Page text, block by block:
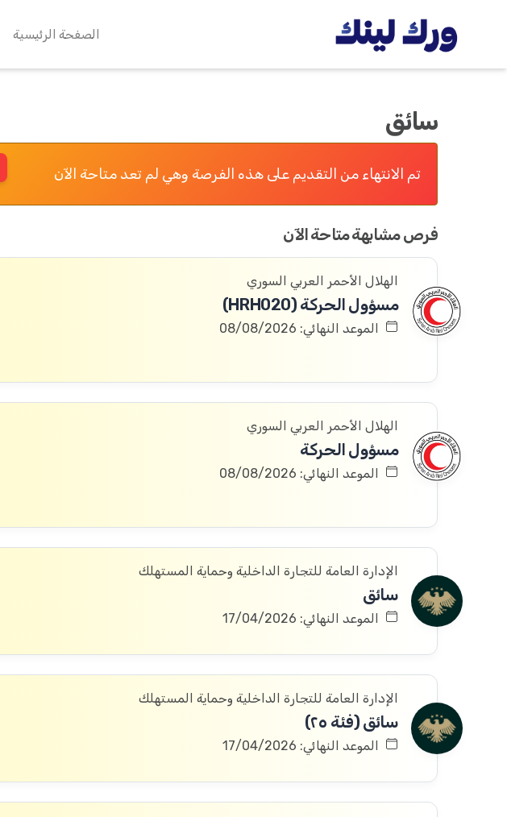
الصفحة الرئيسية
سائق
تم الانتهاء من التقديم على هذه الفرصة وهي لم تعد متاحة الآن
فرص مشابهة متاحة الآن
الهلال الأحمر العربي السوري
مسؤول الحركة (HRH020)
الموعد النهائي: 08/08/2026
الهلال الأحمر العربي السوري
مسؤول الحركة
الموعد النهائي: 08/08/2026
الإدارة العامة للتجارة الداخلية وحماية المستهلك
سائق
الموعد النهائي: 17/04/2026
الإدارة العامة للتجارة الداخلية وحماية المستهلك
سائق (فئة ٢٥)
الموعد النهائي: 17/04/2026